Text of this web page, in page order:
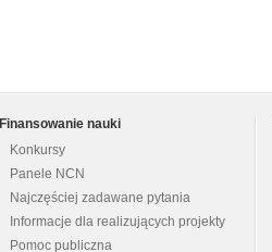
Finansowanie nauki
Konkursy
Panele NCN
Najczęściej zadawane pytania
Informacje dla realizujących projekty
Pomoc publiczna